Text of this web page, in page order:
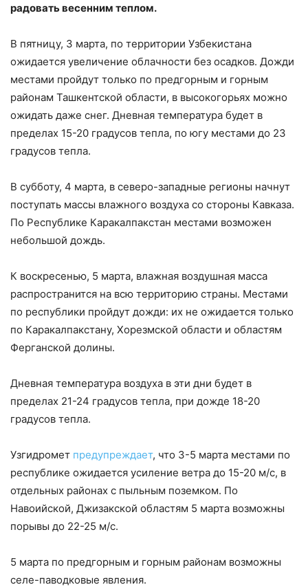
радовать весенним теплом.
В пятницу, 3 марта, по территории Узбекистана
ожидается увеличение облачности без осадков. Дожди
местами пройдут только по предгорным и горным
районам Ташкентской области, в высокогорьях можно
ожидать даже снег. Дневная температура будет в
пределах 15-20 градусов тепла, по югу местами до 23
градусов тепла.
В субботу, 4 марта, в северо-западные регионы начнут
поступать массы влажного воздуха со стороны Кавказа.
По Республике Каракалпакстан местами возможен
небольшой дождь.
К воскресенью, 5 марта, влажная воздушная масса
распространится на всю территорию страны. Местами
по республики пройдут дожди: их не ожидается только
по Каракалпакстану, Хорезмской области и областям
Ферганской долины.
Дневная температура воздуха в эти дни будет в
пределах 21-24 градусов тепла, при дожде 18-20
градусов тепла.
Узгидромет предупреждает, что 3-5 марта местами по
республике ожидается усиление ветра до 15-20 м/с, в
отдельных районах с пыльным поземком. По
Навоийской, Джизакской областям 5 марта возможны
порывы до 22-25 м/с.
5 марта по предгорным и горным районам возможны
селе-паводковые явления.